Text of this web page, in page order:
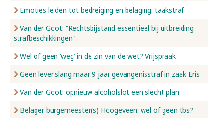
Emoties leiden tot bedreiging en belaging: taakstraf
Van der Goot: “Rechtsbijstand essentieel bij uitbreiding
strafbeschikkingen”
Wel of geen ‘weg’ in de zin van de wet? Vrijspraak
Geen levenslang maar 9 jaar gevangenisstraf in zaak Eris
Van der Goot: opnieuw alcoholslot een slecht plan
Belager burgemeester(s) Hoogeveen: wel of geen tbs?